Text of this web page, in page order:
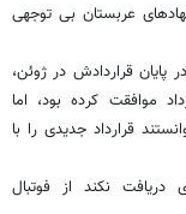
عربستان بی توجهی
پایان قراردادش در ژوئن،
موافقت کرده بود، اما
قرارداد جدیدی را با
نکند از فوتبال